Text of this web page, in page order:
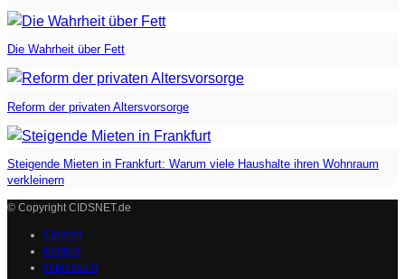
Die Wahrheit über Fett
Reform der privaten Altersvorsorge
Steigende Mieten in Frankfurt: Warum viele Haushalte ihren Wohnraum
verkleinern
© Copyright CIDSNET.de
Cidsnet
Kontakt
Impressum